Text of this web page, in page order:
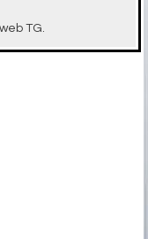
TG.